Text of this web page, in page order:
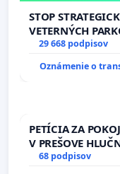
STOP
VETERNÝCH
29 668 podpisov
Oznámenie o
PETÍCIA ZA
V PREŠOVE
V SOBOTU LEN
68 podpisov